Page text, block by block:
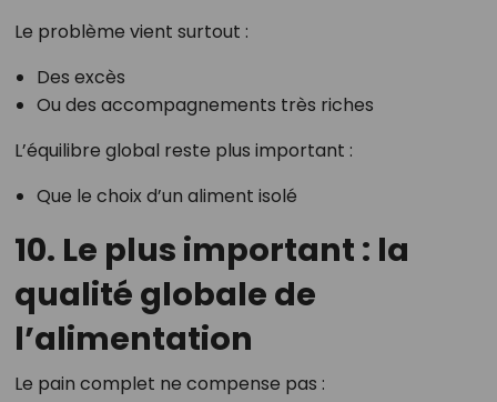
Le problème vient surtout :
Des excès
Ou des accompagnements très riches
L’équilibre global reste plus important :
Que le choix d’un aliment isolé
10. Le plus important : la
qualité globale de
l’alimentation
Le pain complet ne compense pas :